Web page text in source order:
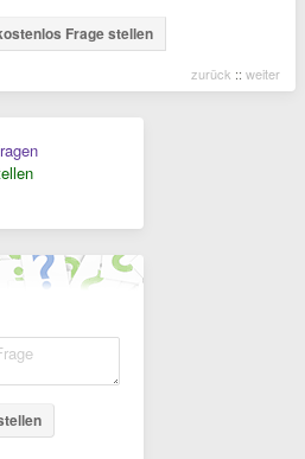
Frage stellen
zurück :: weiter